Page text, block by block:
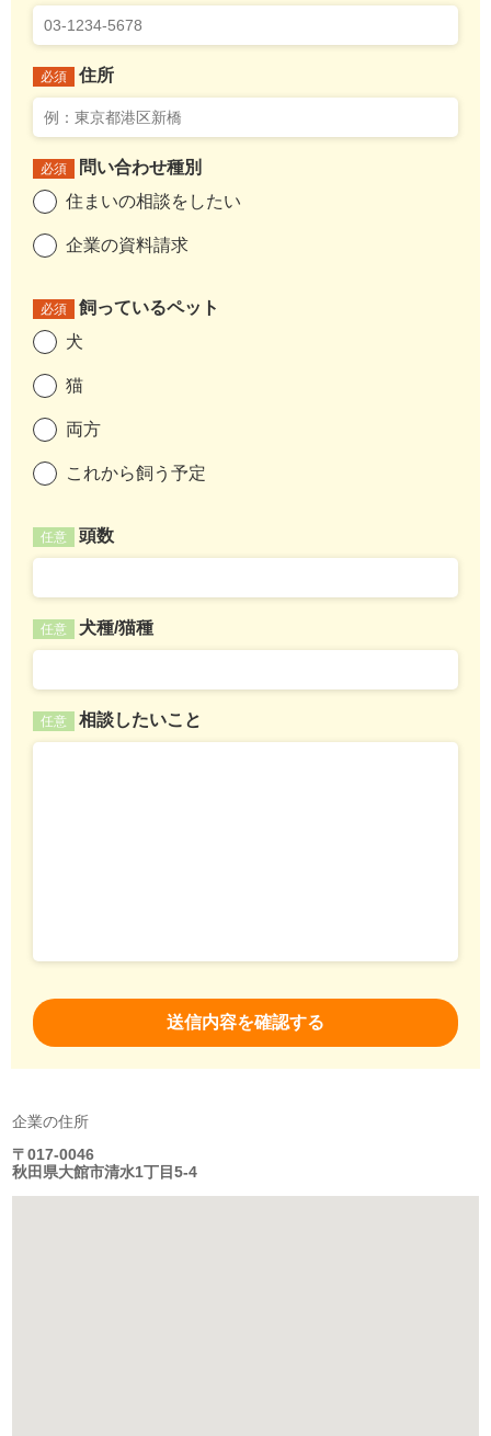
必須 住所
必須
問い合わせ種別
住まいの相談をしたい
企業の資料請求
必須
飼っているペット
犬
猫
両方
これから飼う予定
任意 頭数
任意 犬種/猫種
任意 相談したいこと
企業の住所
〒017-0046
秋田県大館市清水1丁目5-4